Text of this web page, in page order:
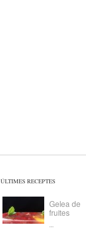
ÚLTIMES RECEPTES
Gelea de
fruites
...